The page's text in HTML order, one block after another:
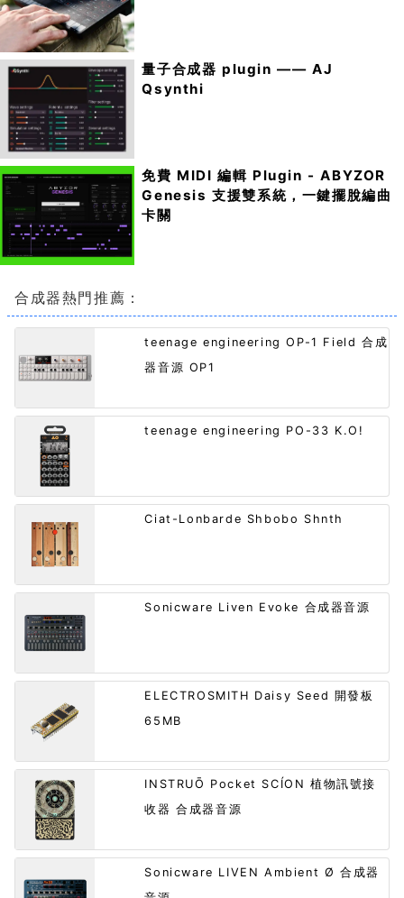
量子合成器 plugin —— AJ
Qsynthi
免費 MIDI 編輯 Plugin - ABYZOR
Genesis 支援雙系統，一鍵擺脫編曲
卡關
合成器熱門推薦：
teenage engineering OP-1 Field 合成
器音源 OP1
teenage engineering PO-33 K.O!
Ciat-Lonbarde Shbobo Shnth
Sonicware Liven Evoke 合成器音源
ELECTROSMITH Daisy Seed 開發板
65MB
INSTRUŌ Pocket SCÍON 植物訊號接
收器 合成器音源
Sonicware LIVEN Ambient Ø 合成器